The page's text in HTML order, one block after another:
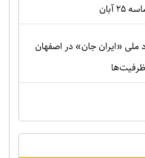
ملی «ایران جان» در اصفهان